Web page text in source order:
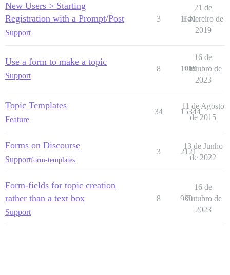
New Users > Starting
Registration with a Prompt/Post
Support
3 1141
21 de
Fevereiro de
2019
Use a form to make a topic
Support
8 1919
16 de
Outubro de
2023
Topic Templates
Feature
34 15344
11 de Agosto
de 2015
Forms on Discourse
Supportform-templates
3 2121
13 de Junho
de 2022
Form-fields for topic creation
rather than a text box
Support
8 939
16 de
Outubro de
2023